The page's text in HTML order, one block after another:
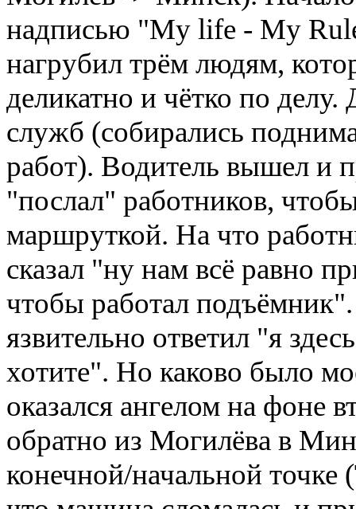
надписью "My life - My
нагрубил трём людям,
деликатно и чётко по
служб (собирались
работ). Водитель вышел и
"послал" работников,
маршруткой. На что
сказал "ну нам всё равно
чтобы работал
язвительно ответил "я
хотите". Но каково было
оказался ангелом на фоне
обратно из Могилёва в
конечной/начальной